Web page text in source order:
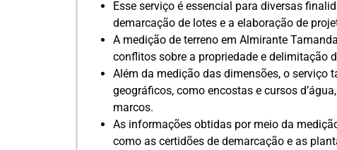
Esse serviço é essencial para diversas
demarcação de lotes e a elaboração de
A medição de terreno em Almirante
conflitos sobre a propriedade e delimitação
Além da medição das dimensões, o serviço
geográficos, como encostas e cursos
marcos.
As informações obtidas por meio da
como as certidões de demarcação e as